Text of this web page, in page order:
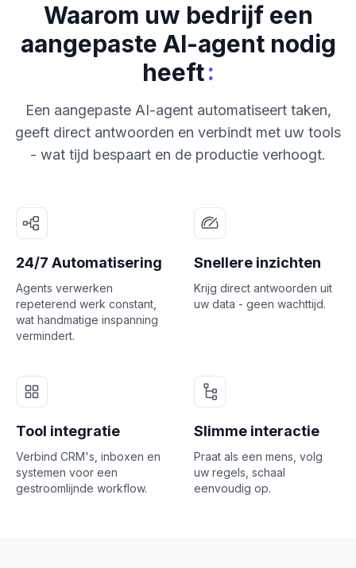
Waarom uw bedrijf een
aangepaste AI-agent nodig
heeft:
Een aangepaste AI-agent automatiseert taken,
geeft direct antwoorden en verbindt met uw tools
- wat tijd bespaart en de productie verhoogt.
24/7 Automatisering
Agents verwerken
repeterend werk constant,
wat handmatige inspanning
vermindert.
Snellere inzichten
Krijg direct antwoorden uit
uw data - geen wachttijd.
Tool integratie
Verbind CRM's, inboxen en
systemen voor een
gestroomlijnde workflow.
Slimme interactie
Praat als een mens, volg
uw regels, schaal
eenvoudig op.